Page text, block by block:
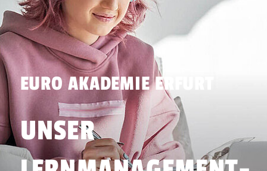
EURO AKADEMIE ERFURT
UNSER